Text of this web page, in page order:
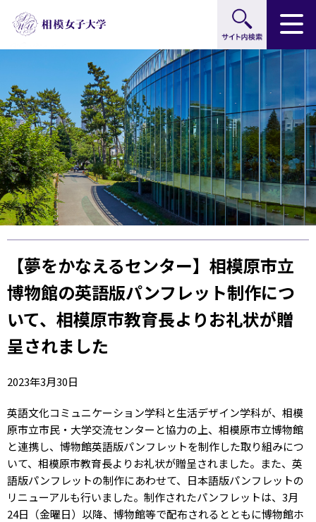
ー
バ
ル
ナ
ビ
ゲ
ー
シ
ョ
ン
へ
カ
ル
ナ
ビ
ゲ
ー
シ
ョ
ン
へ
タ
ー
へ
【夢をかなえるセンター】相模原市立
博物館の英語版パンフレット制作につ
いて、相模原市教育長よりお礼状が贈
呈されました
2023年3月30日
英語文化コミュニケーション学科と生活デザイン学科が、相模
原市立市民・大学交流センターと協力の上、相模原市立博物館
と連携し、博物館英語版パンフレットを制作した取り組みにつ
いて、相模原市教育長よりお礼状が贈呈されました。また、英
語版パンフレットの制作にあわせて、日本語版パンフレットの
リニューアルも行いました。制作されたパンフレットは、3月
24日（金曜日）以降、博物館等で配布されるとともに博物館ホ